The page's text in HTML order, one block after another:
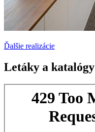
Ďalšie realizácie
Letáky a katalógy